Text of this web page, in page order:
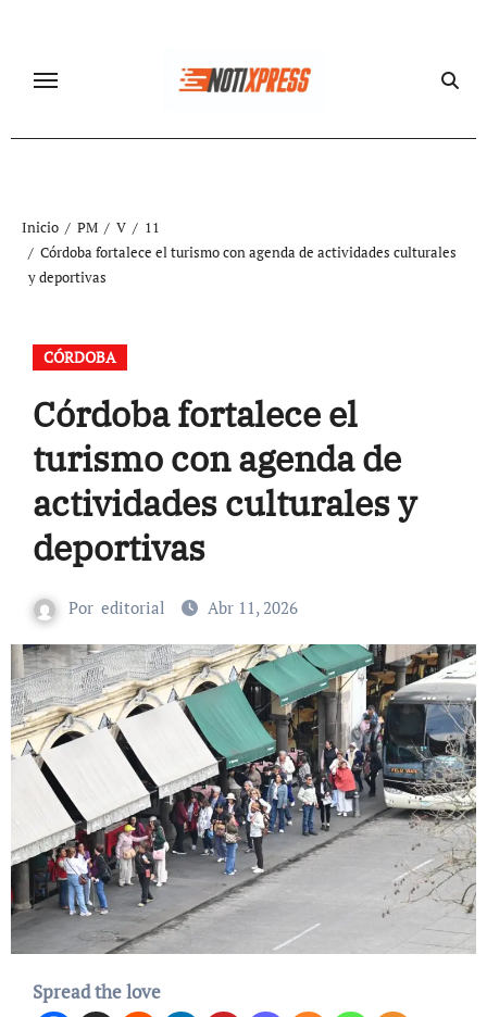
contenido
Inicio PM V
11
Córdoba fortalece el turismo con agenda de actividades culturales
y deportivas
CÓRDOBA
Córdoba fortalece el
turismo con agenda de
actividades culturales y
deportivas
Por editorial Abr 11, 2026
Spread the love